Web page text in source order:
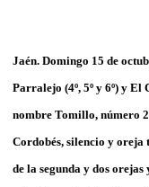
Jaén. Domingo 15 de
Parralejo (4º, 5º y 6º) y El
nombre Tomillo, número
Cordobés, silencio y
de la segunda y dos